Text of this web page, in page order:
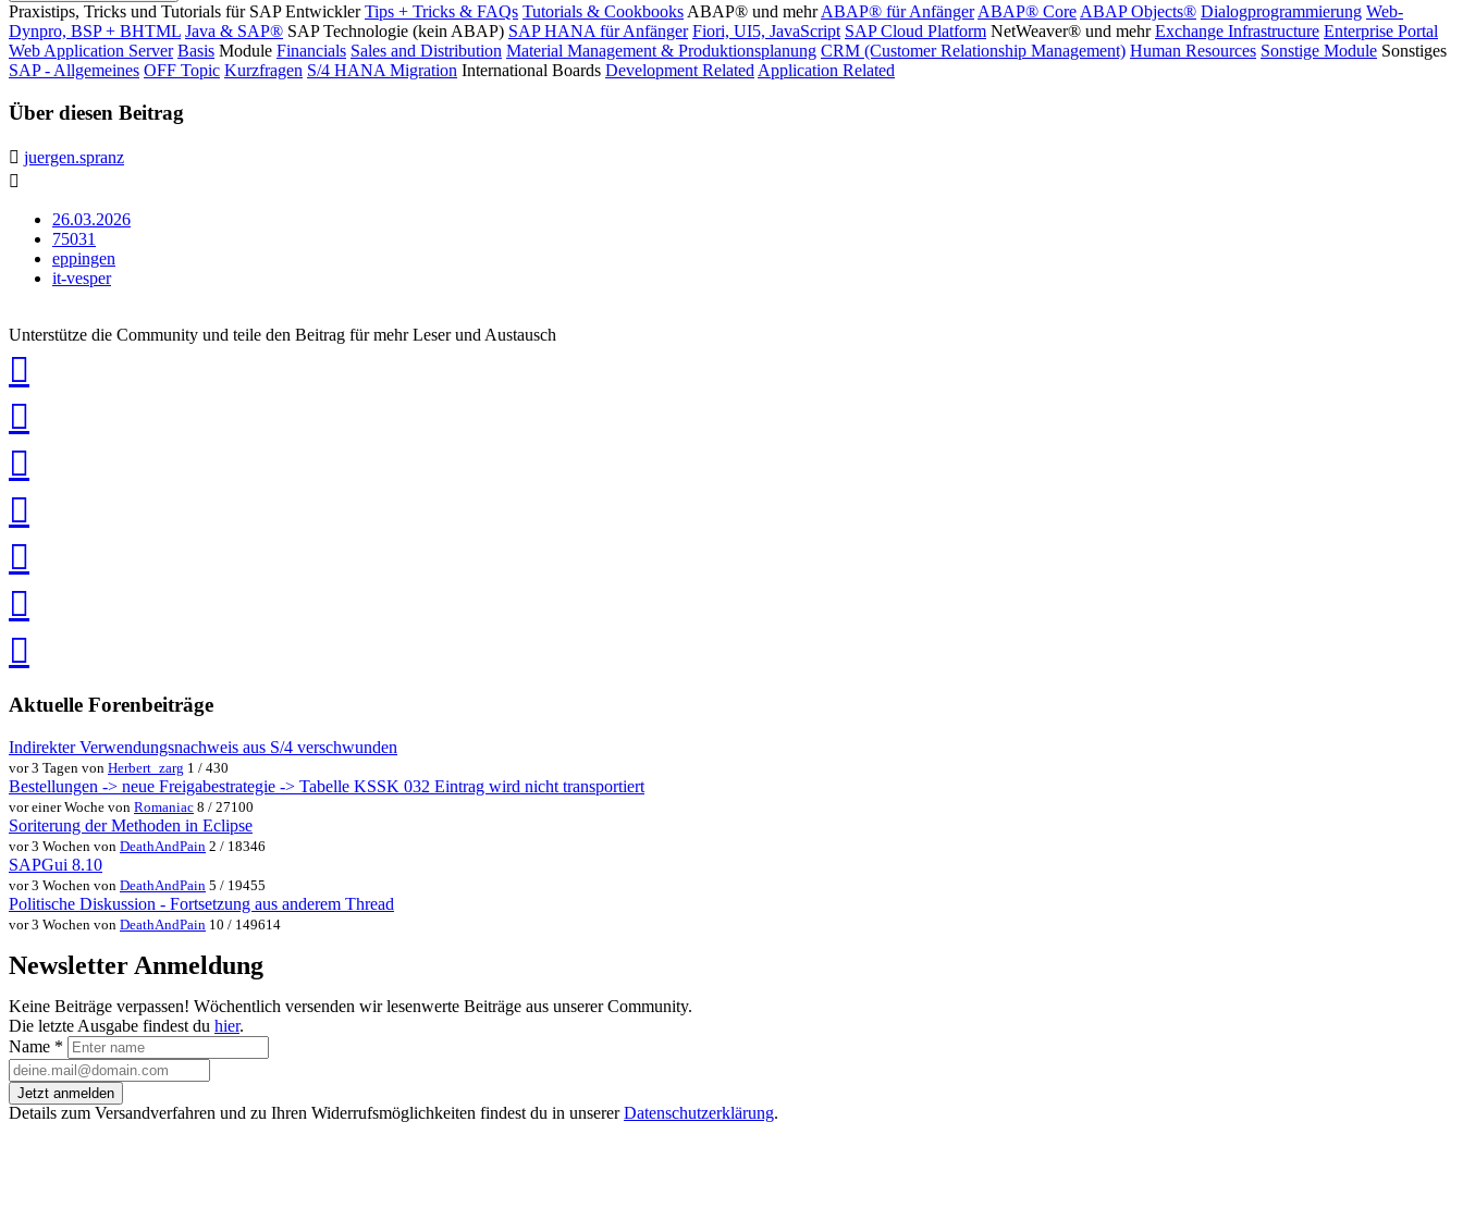
Praxistips, Tricks und Tutorials für SAP Entwickler Tips + Tricks & FAQs Tutorials & Cookbooks ABAP® und mehr ABAP® für Anfänger ABAP® Core ABAP Objects® Dialogprogrammierung Web-
Dynpro, BSP + BHTML Java & SAP® SAP Technologie (kein ABAP) SAP HANA für Anfänger Fiori, UI5, JavaScript SAP Cloud Platform NetWeaver® und mehr Exchange Infrastructure Enterprise Portal
Web Application Server Basis Module Financials Sales and Distribution Material Management & Produktionsplanung CRM (Customer Relationship Management) Human Resources Sonstige Module Sonstiges
SAP - Allgemeines OFF Topic Kurzfragen S/4 HANA Migration International Boards Development Related Application Related
Über diesen Beitrag
juergen.spranz
26.03.2026
75031
eppingen
it-vesper
Unterstütze die Community und teile den Beitrag für mehr Leser und Austausch
teilen
teilen
teilen
teilen
speichern
via
teilenteilen
Aktuelle Forenbeiträge
Indirekter Verwendungsnachweis aus S/4 verschwunden
vor 3 Tagen von Herbert_zarg 1 / 430
Bestellungen -> neue Freigabestrategie -> Tabelle KSSK 032 Eintrag wird nicht transportiert
vor einer Woche von Romaniac 8 / 27100
Soriterung der Methoden in Eclipse
vor 3 Wochen von DeathAndPain 2 / 18346
SAPGui 8.10
vor 3 Wochen von DeathAndPain 5 / 19455
Politische Diskussion - Fortsetzung aus anderem Thread
vor 3 Wochen von DeathAndPain 10 / 149614
Newsletter Anmeldung
Keine Beiträge verpassen! Wöchentlich versenden wir lesenwerte Beiträge aus unserer Community.
Die letzte Ausgabe findest du hier.
Name *
Jetzt anmelden
Details zum Versandverfahren und zu Ihren Widerrufsmöglichkeiten findest du in unsererDatenschutzerklärung.